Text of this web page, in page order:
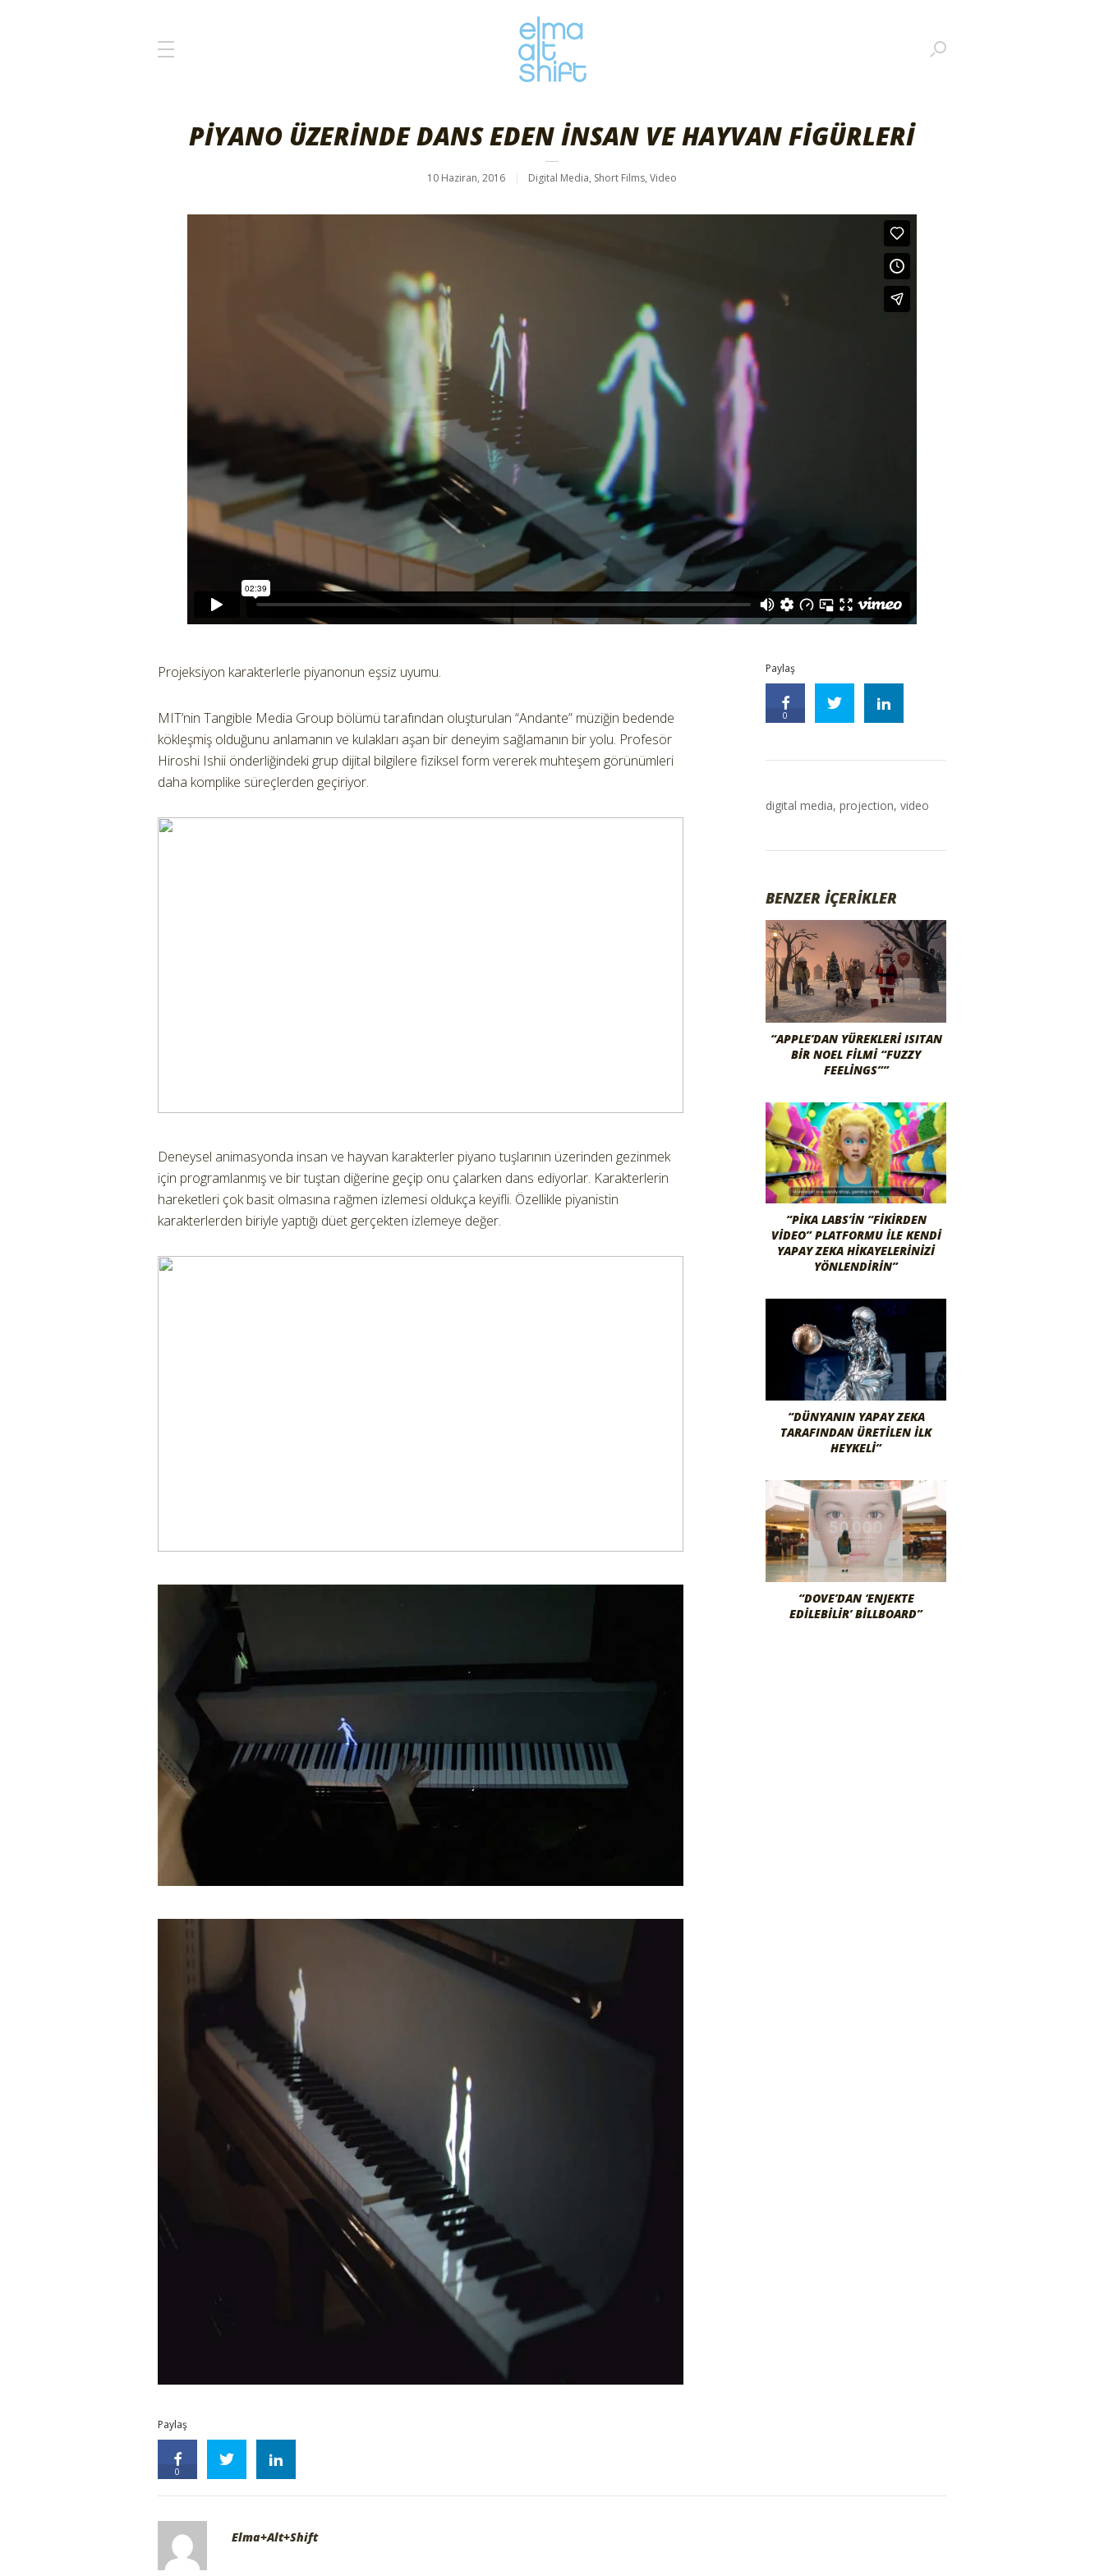
PİYANO ÜZERİNDE DANS EDEN İNSAN VE HAYVAN FİGÜRLERİ
10 Haziran, 2016 Digital Media, Short Films, Video
Projeksiyon karakterlerle piyanonun eşsiz uyumu.
MIT’nin Tangible Media Group bölümü tarafından oluşturulan “Andante” müziğin bedende
kökleşmiş olduğunu anlamanın ve kulakları aşan bir deneyim sağlamanın bir yolu. Profesör
Hiroshi Ishii önderliğindeki grup dijital bilgilere fiziksel form vererek muhteşem görünümleri
daha komplike süreçlerden geçiriyor.
Deneysel animasyonda insan ve hayvan karakterler piyano tuşlarının üzerinden gezinmek
için programlanmış ve bir tuştan diğerine geçip onu çalarken dans ediyorlar. Karakterlerin
hareketleri çok basit olmasına rağmen izlemesi oldukça keyifli. Özellikle piyanistin
karakterlerden biriyle yaptığı düet gerçekten izlemeye değer.
Paylaş
0
Paylaş
0
digital media, projection, video
BENZER İÇERİKLER
“APPLE’DAN YÜREKLERI ISITAN
BIR NOEL FILMI “FUZZY
FEELINGS””
“PIKA LABS’IN “FIKIRDEN
VIDEO” PLATFORMU ILE KENDI
YAPAY ZEKA HIKAYELERINIZI
YÖNLENDIRIN”
“DÜNYANIN YAPAY ZEKA
TARAFINDAN ÜRETILEN İLK
HEYKELI”
“DOVE’DAN ‘ENJEKTE
EDILEBILIR’ BILLBOARD”
Elma+Alt+Shift